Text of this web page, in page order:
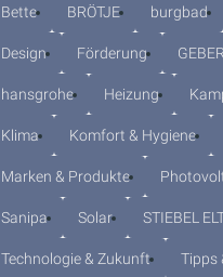
Bette BRÖTJE burgbad
Design Förderung
hansgrohe Heizung
Klima Komfort & Hygiene
Marken & Produkte
Sanipa Solar STIEBEL
Technologie & Zukunft Tipps